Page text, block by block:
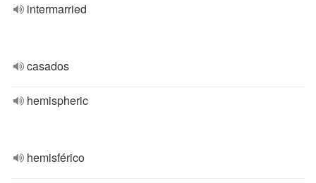
intermarried
casados
hemispheric
hemisférico